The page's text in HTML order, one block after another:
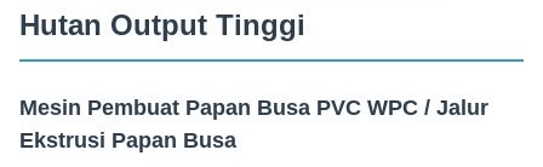
Hutan Output Tinggi
Mesin Pembuat Papan Busa PVC WPC / Jalur
Ekstrusi Papan Busa